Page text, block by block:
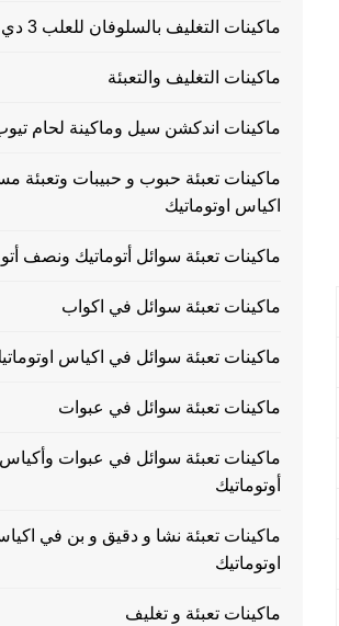
ماكينات التغليف بالسلوفان للعلب 3 دي
ماكينات التغليف والتعبئة
ماكينات اندكشن سيل وماكينة لحام
ماكينات تعبئة حبوب و حبيبات وتعبئة
اكياس اوتوماتيك
ماكينات تعبئة سوائل أتوماتيك ونصف
ماكينات تعبئة سوائل في اكواب
ماكينات تعبئة سوائل في اكياس
ماكينات تعبئة سوائل في عبوات
ماكينات تعبئة سوائل في عبوات
أوتوماتيك
ماكينات تعبئة نشا و دقيق و بن في
اوتوماتيك
ماكينات تعبئة و تغليف